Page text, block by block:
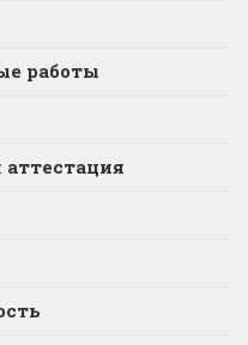
работы
аттестация